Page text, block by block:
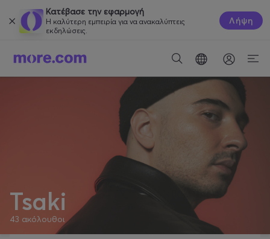
Κατέβασε την εφαρμογή
Η καλύτερη εμπειρία για να ανακαλύπτεις
εκδηλώσεις.
Λήψη
Tsaki
43 ακόλουθοι